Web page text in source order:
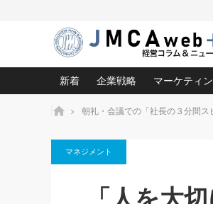
新着 企業戦略
中小企業の「１位づくり
利益を最大化する「業務
強い会社を築く ビジネ
マーケティ
ロングセラ
ホーム 朝礼・会議での「社長の３分間ス
マネジメント
「人を大